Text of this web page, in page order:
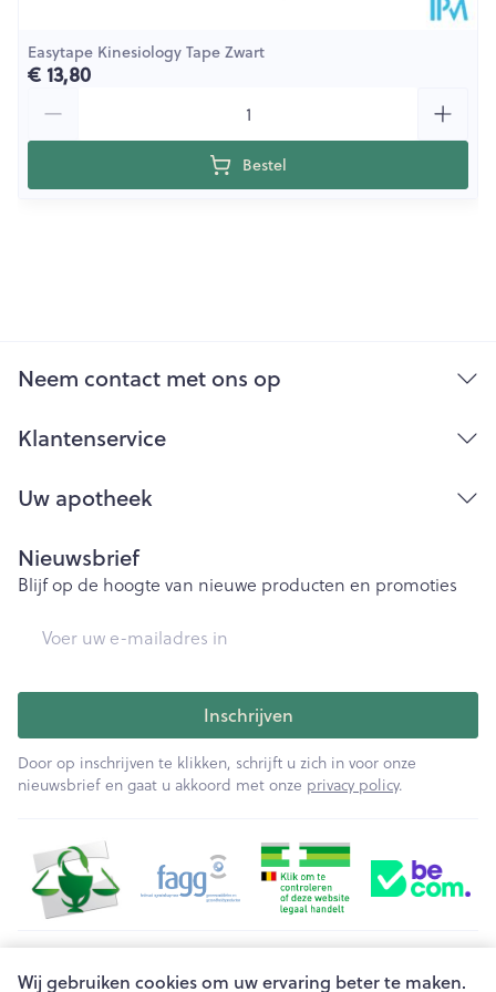
Wij gebruiken cookies om uw ervaring beter te maken.
Easytape Kinesiology Tape Zwart
€ 13,80
Bestel
Neem contact met ons op
Klantenservice
Uw apotheek
Nieuwsbrief
Blijf op de hoogte van nieuwe producten en promoties
Inschrijven
Door op inschrijven te klikken, schrijft u zich in voor onze
nieuwsbrief en gaat u akkoord met onze privacy policy.
Juridische links